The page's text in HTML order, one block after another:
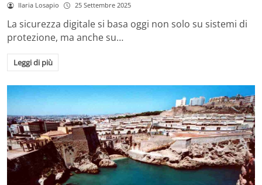
Ilaria Losapio 25 Settembre 2025
La sicurezza digitale si basa oggi non solo su sistemi di
protezione, ma anche su…
Leggi di più